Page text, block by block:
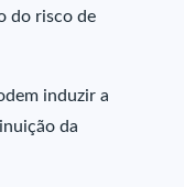
do risco de
induzir a
da